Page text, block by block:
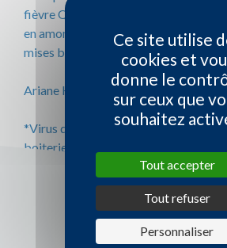
fièvre Q avec d’autres animaux
en amont permettra de sécuriser la
mises bas.
Ariane KLEIN – GDS44
*Virus de l’arthrite encéphalite
boiteries chez les chèvres.
Ce site utilise
cookies et
donne le
sur ceux que
souhaitez
Tout accepter
Tout refuser
Personnaliser